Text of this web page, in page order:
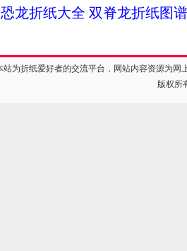
恐龙折纸大全 双脊龙折纸图
站为折纸爱好者的交流平台，网站内容资源为
版权所